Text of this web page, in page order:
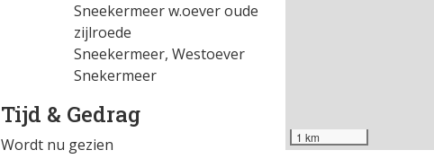
Sneekermeer w.oever oude
zijlroede
Sneekermeer, Westoever
Snekermeer
Tijd & Gedrag
Wordt nu gezien 1 km